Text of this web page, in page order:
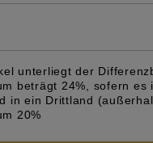
unterliegt der
beträgt 24%, sofern es
in ein Drittland
20%